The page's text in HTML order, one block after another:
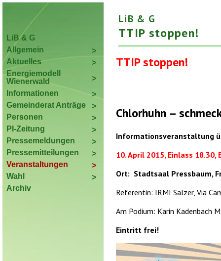
LiB & G
TTIP stoppen!
TTIP stoppen!
Chlorhuhn –
Informationsveranstaltung
10. April 2015, Einlass 18.30,
Ort: Stadtsaal Pressbaum,
Referentin: IRMI Salzer, Via
Am Podium: Karin Kadenbach
Eintritt frei!
LiB & G
Allgemein
Aktuelles
Energiemodell
Wienerwald
Informationen
Gemeinderat Anträge
Personen
PI-Zeitung
Pressemeldungen
Pressemitteilungen
Veranstaltungen
Wahl
Archiv